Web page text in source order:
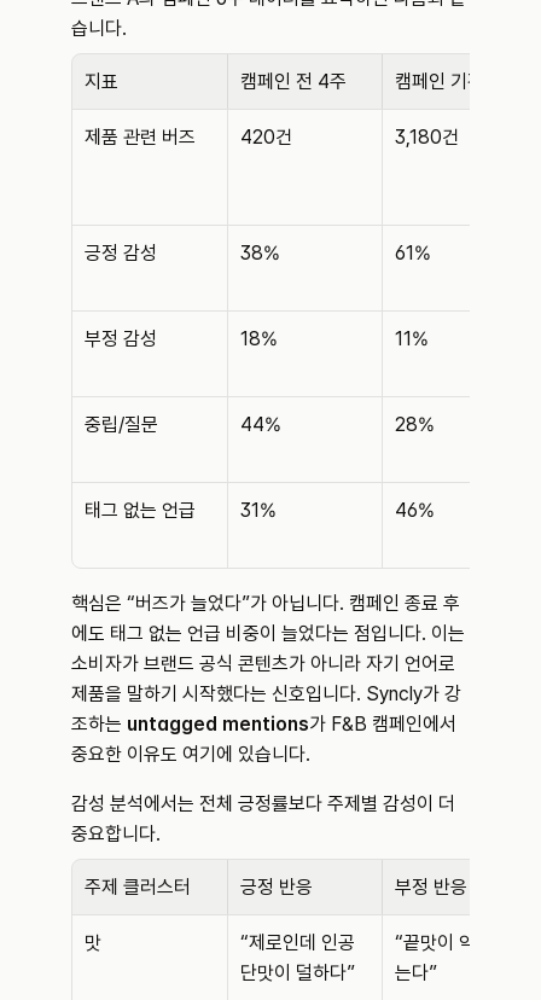
습니다.
지표 캠페인 전 4주 캠페인 기간 4주
제품 관련 버즈 420건 3,180건
긍정 감성 38% 61%
부정 감성 18% 11%
중립/질문 44% 28%
태그 없는 언급 31% 46%
핵심은 “버즈가 늘었다”가 아닙니다. 캠페인 종료 후
에도 태그 없는 언급 비중이 늘었다는 점입니다. 이는
소비자가 브랜드 공식 콘텐츠가 아니라 자기 언어로
제품을 말하기 시작했다는 신호입니다. Syncly가 강
조하는 untagged mentions가 F&B 캠페인에서
중요한 이유도 여기에 있습니다.
감성 분석에서는 전체 긍정률보다 주제별 감성이 더
중요합니다.
주제 클러스터 긍정 반응 부정 반응
맛
“제로인데 인공
단맛이 덜하다”
“끝맛이 약간 남
는다”